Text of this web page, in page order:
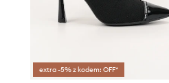
extra -5% z kodem: OFF*